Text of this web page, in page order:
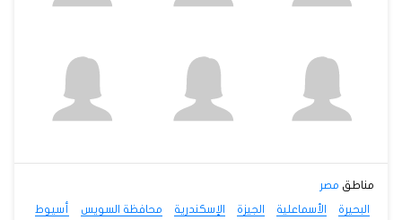
مناطق مصر
البحيرة
الأسماعلية الجيزة الإسكندرية محافظة السويس
أسيوط